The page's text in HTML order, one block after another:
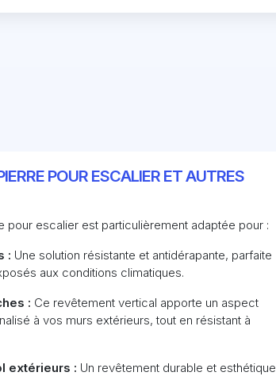
POUR ESCALIER ET AUTRES
pour escalier est particulièrement adaptée pour :
: Une solution résistante et antidérapante, parfaite
aux conditions climatiques.
: Ce revêtement vertical apporte un aspect
à vos murs extérieurs, tout en résistant à
extérieurs : Un revêtement durable et esthétique